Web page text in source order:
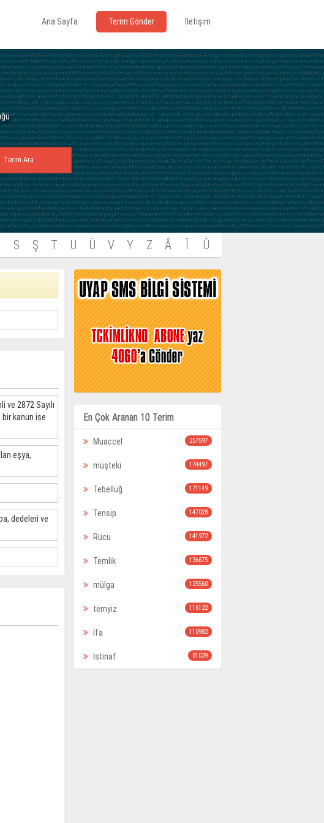
Ana Sayfa Terim Gönder İletişim
S Ş T U Ü V Y Z Â Î Û
ve 2872 Sayılı
bir kanun ise
eşya,
dedeleri ve
En Çok Aranan 10 Terim
Muaccel 257597
müşteki 174497
Tebellüğ 171149
Tensip 147028
Rücu 141972
Temlik 136675
mülga 125560
temyiz 116122
Ifa 110982
İstinaf 81039